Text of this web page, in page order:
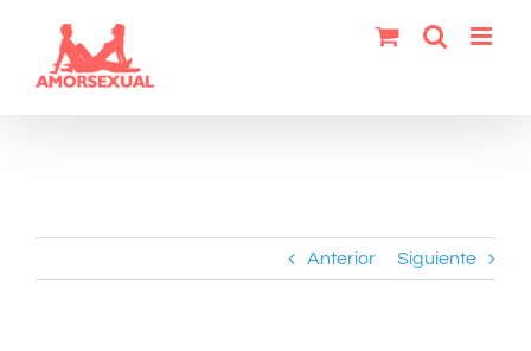
contenido
Anterior Siguiente